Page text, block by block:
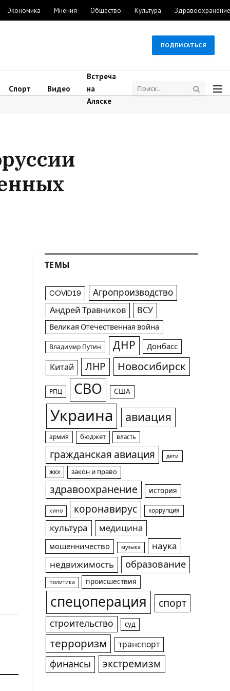
Экономика Мнения Общество Культура Здравоохранение
ПОДПИСАТЬСЯ
Спорт Видео
Встреча
на
Аляске
ТЕМЫ
COVID19 Агропроизводство
Андрей Травников ВСУ
Великая Отечественная война
Владимир Путин ДНР Донбасс
Китай ЛНР Новосибирск
РПЦ СВО США
Украина авиация
армия бюджет власть
гражданская авиация дети
жкх закон и право
здравоохранение история
кино коронавирус коррупция
культура медицина
мошенничество музыка
наука
недвижимость
образование
политика происшествия
спецоперация спорт
строительство суд
терроризм транспорт
финансы экстремизм